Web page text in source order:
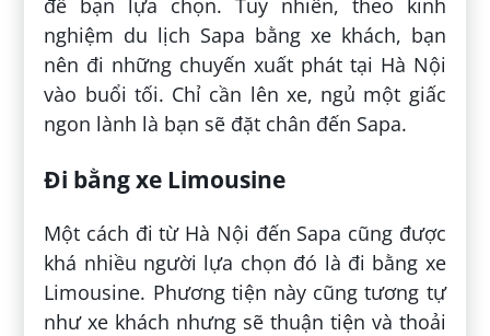
nghiệm du lịch Sapa bằng xe khách, bạn
nên đi những chuyến xuất phát tại Hà Nội
vào buổi tối. Chỉ cần lên xe, ngủ một giấc
ngon lành là bạn sẽ đặt chân đến Sapa.
Đi bằng xe Limousine
Một cách đi từ Hà Nội đến Sapa cũng được
khá nhiều người lựa chọn đó là đi bằng xe
Limousine. Phương tiện này cũng tương tự
như xe khách nhưng sẽ thuận tiện và thoải